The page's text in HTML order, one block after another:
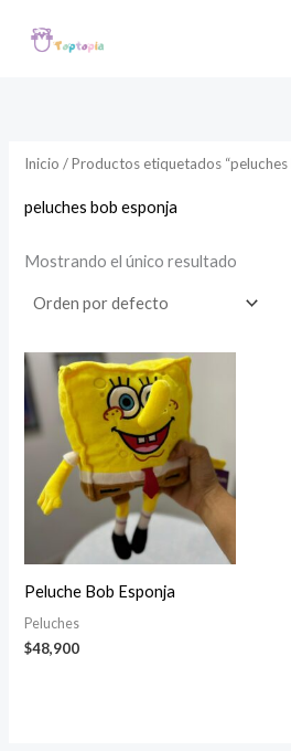
Inicio / Productos etiquetados “peluches
peluches bob esponja
Mostrando el único resultado
Peluche Bob Esponja
Peluches
$48,900